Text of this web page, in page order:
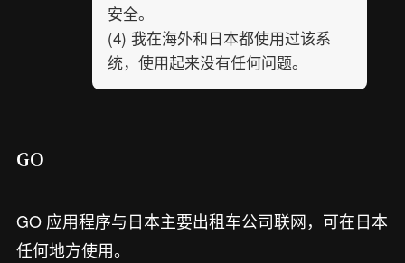
安全。
(4) 我在海外和日本都使用过该系
统，使用起来没有任何问题。
GO
GO 应用程序与日本主要出租车公司联网，可在日本
任何地方使用。